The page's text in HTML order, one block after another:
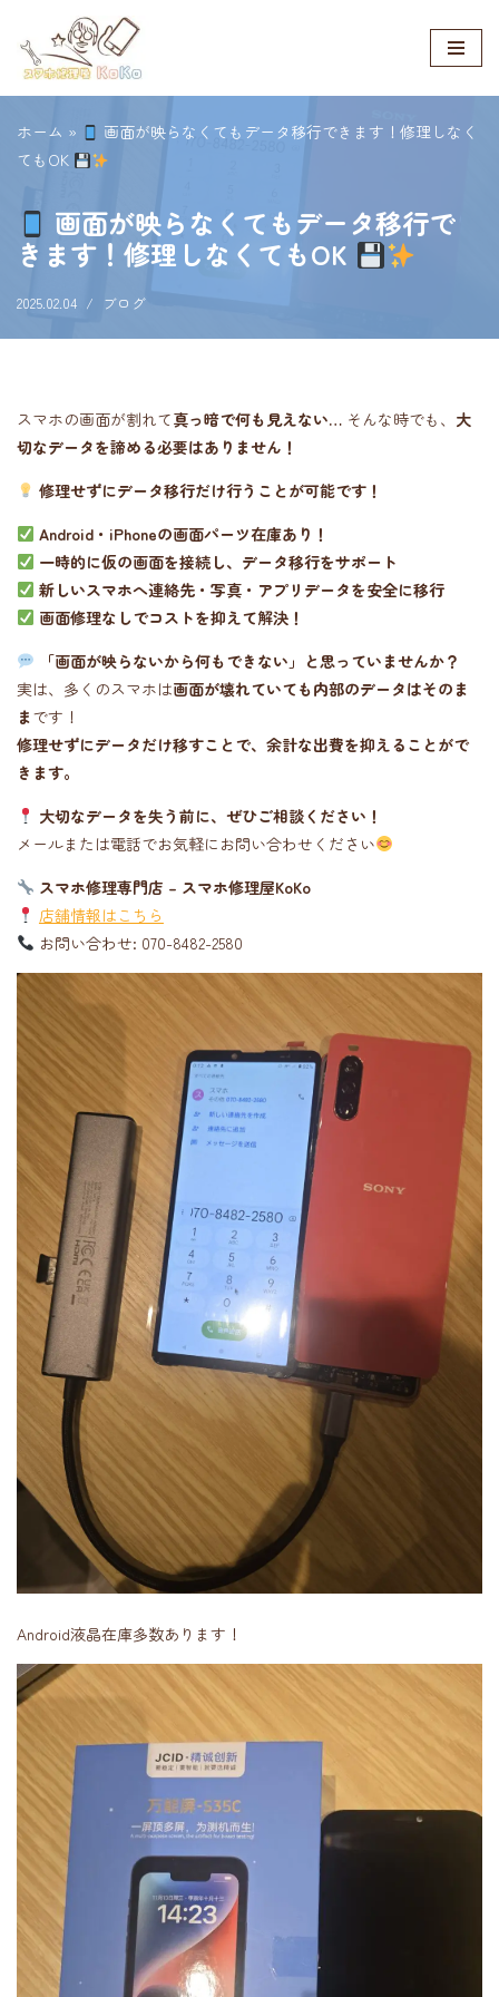
コ
ン
ツ
ス
キ
プ
ホーム »
画面が映らなくてもデータ移行できます！修理しなく
てもOK
画面が映らなくてもデータ移行で
きます！修理しなくてもOK
2025.02.04 ブログ
スマホの画面が割れて真っ暗で何も見えない… そんな時でも、 大
切なデータを諦める必要はありません！
修理せずにデータ移行だけ行うことが可能です！
Android・iPhoneの画面パーツ在庫あり！
一時的に仮の画面を接続し、データ移行をサポート
新しいスマホへ連絡先・写真・アプリデータを安全に移行
画面修理なしでコストを抑えて解決！
「画面が映らないから何もできない」と思っていませんか？
実は、多くのスマホは画面が壊れていても内部のデータはそのま
まです！
修理せずにデータだけ移すことで、余計な出費を抑えることがで
きます。
大切なデータを失う前に、ぜひご相談ください！
メールまたは電話でお気軽にお問い合わせください
スマホ修理専門店 – スマホ修理屋KoKo
店舗情報はこちら
お問い合わせ: 070-8482-2580
Android液晶在庫多数あります！